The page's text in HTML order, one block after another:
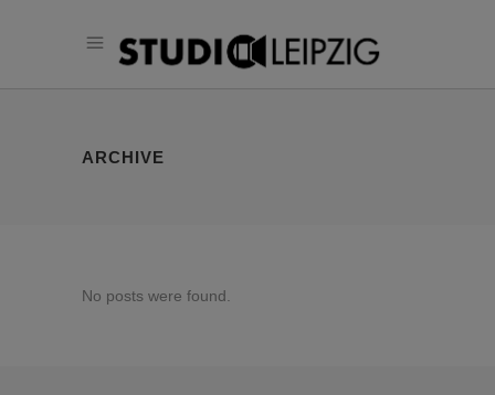
ARCHIVE
No posts were found.